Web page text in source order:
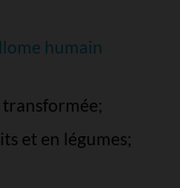
humain
et en légumes;